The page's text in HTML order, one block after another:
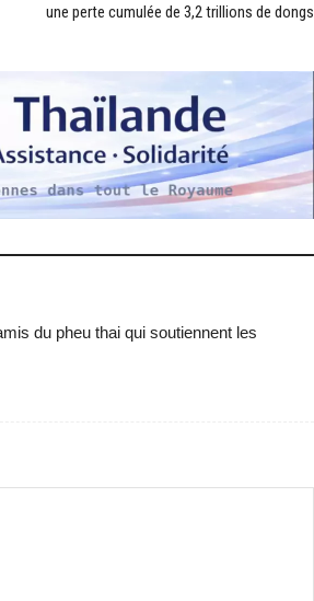
une perte cumulée de 3,2 trillions de dongs
du pheu thai qui soutiennent les